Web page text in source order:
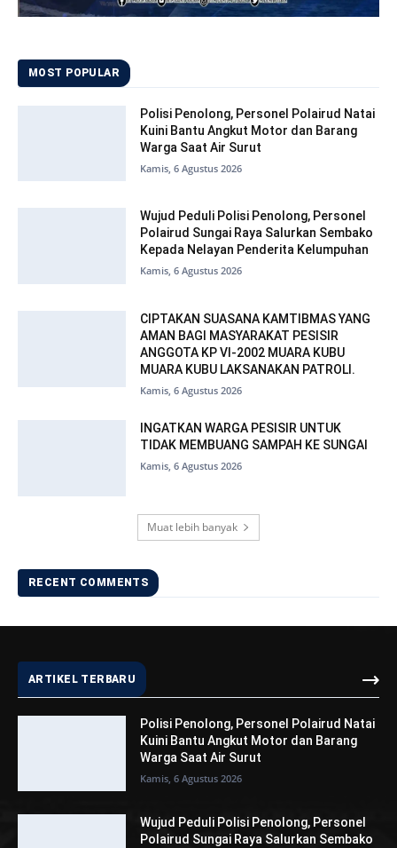
MOST POPULAR
Polisi Penolong, Personel Polairud Natai
Kuini Bantu Angkut Motor dan Barang
Warga Saat Air Surut
Kamis, 6 Agustus 2026
Wujud Peduli Polisi Penolong, Personel
Polairud Sungai Raya Salurkan Sembako
Kepada Nelayan Penderita Kelumpuhan
Kamis, 6 Agustus 2026
CIPTAKAN SUASANA KAMTIBMAS YANG
AMAN BAGI MASYARAKAT PESISIR
ANGGOTA KP VI-2002 MUARA KUBU
MUARA KUBU LAKSANAKAN PATROLI.
Kamis, 6 Agustus 2026
INGATKAN WARGA PESISIR UNTUK
TIDAK MEMBUANG SAMPAH KE SUNGAI
Kamis, 6 Agustus 2026
Muat lebih banyak
RECENT COMMENTS
ARTIKEL TERBARU
Polisi Penolong, Personel Polairud Natai
Kuini Bantu Angkut Motor dan Barang
Warga Saat Air Surut
Kamis, 6 Agustus 2026
Wujud Peduli Polisi Penolong, Personel
Polairud Sungai Raya Salurkan Sembako